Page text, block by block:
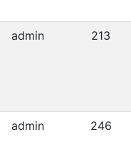
admin 213
admin 246